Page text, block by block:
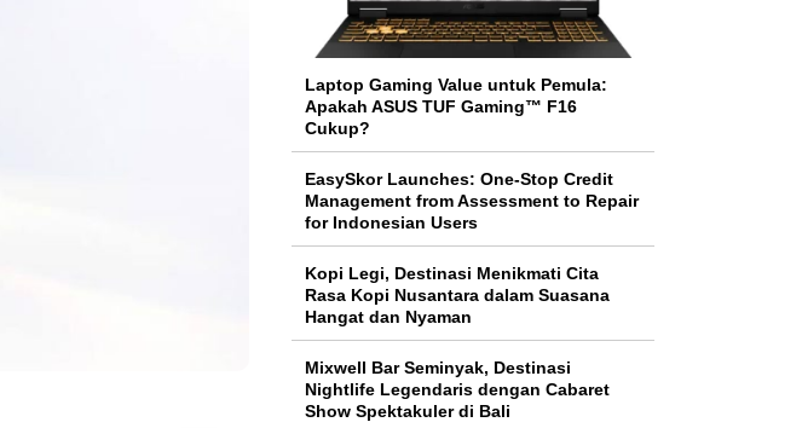
Laptop Gaming Value untuk Pemula:
Apakah ASUS TUF Gaming™ F16
Cukup?
EasySkor Launches: One-Stop Credit
Management from Assessment to Repair
for Indonesian Users
Kopi Legi, Destinasi Menikmati Cita
Rasa Kopi Nusantara dalam Suasana
Hangat dan Nyaman
Mixwell Bar Seminyak, Destinasi
Nightlife Legendaris dengan Cabaret
Show Spektakuler di Bali